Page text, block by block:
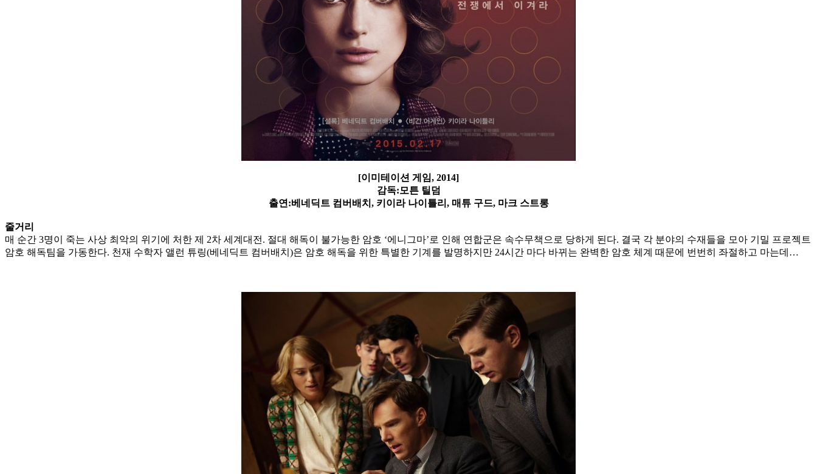
[이미테이션 게임, 2014]
감독:모튼 틸덤
출연:베네딕트 컴버배치, 키이라 나이틀리, 매튜 구드, 마크 스트롱
줄거리
매 순간 3명이 죽는 사상 최악의 위기에 처한 제 2차 세계대전. 절대 해독이 불가능한 암호 ‘에니그마’로 인해 연합군은 속수무책으로 당하게 된다. 결국 각 분야의 수재들을 모아 기밀 프로젝트
암호 해독팀을 가동한다. 천재 수학자 앨런 튜링(베네딕트 컴버배치)은 암호 해독을 위한 특별한 기계를 발명하지만 24시간 마다 바뀌는 완벽한 암호 체계 때문에 번번히 좌절하고 마는데…